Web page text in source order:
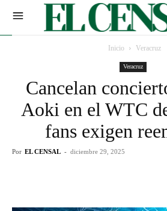
Inicio Veracruz
Veracruz
Cancelan
Aoki en el WTC
fans exigen
Por EL CENSAL - diciembre 29, 2025